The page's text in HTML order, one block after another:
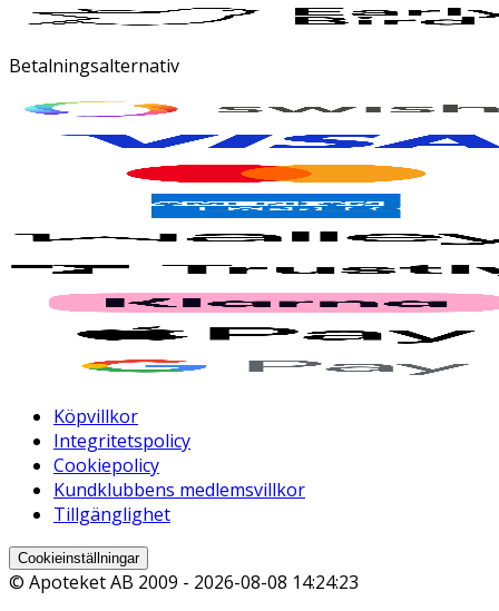
Betalningsalternativ
Köpvillkor
Integritetspolicy
Cookiepolicy
Kundklubbens medlemsvillkor
Tillgänglighet
Cookieinställningar
© Apoteket AB 2009 - 2026-08-08 14:24:23